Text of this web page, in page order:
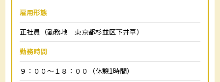
雇用形態
正社員（勤務地 東京都杉並区下井草）
勤務時間
９：００～１８：００（休憩1時間）